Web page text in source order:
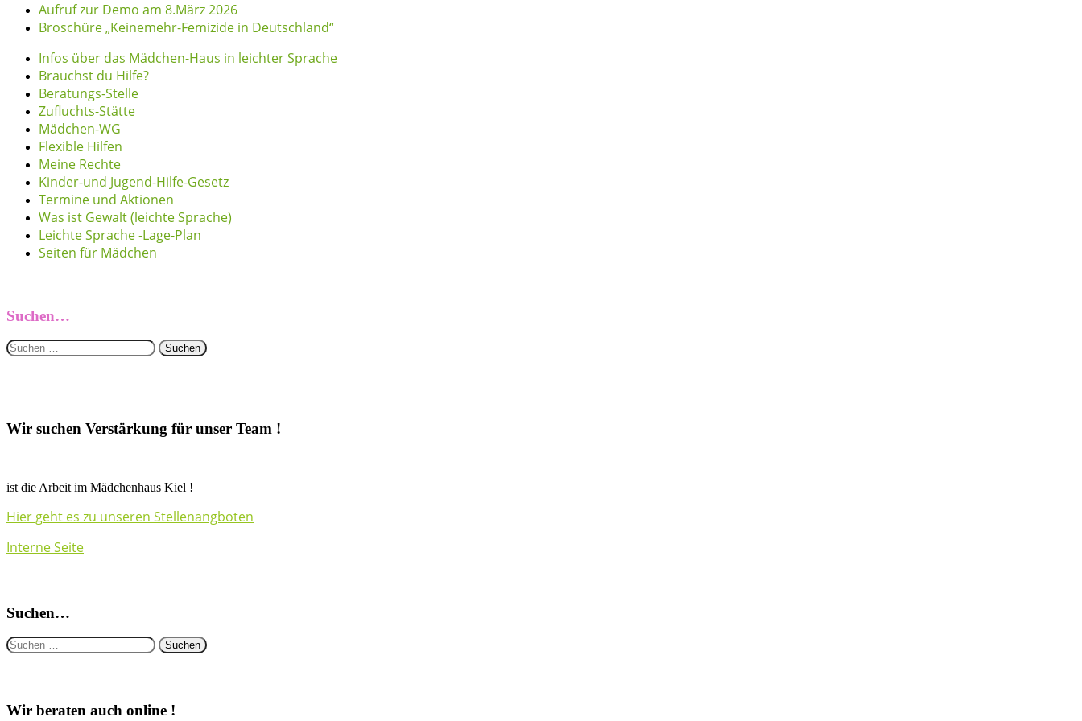
Aufruf zur Demo am 8.März 2026
Broschüre „Keinemehr-Femizide in Deutschland“
Infos über das Mädchen-Haus in leichter Sprache
Brauchst du Hilfe?
Beratungs-Stelle
Zufluchts-Stätte
Mädchen-WG
Flexible Hilfen
Meine Rechte
Kinder-und Jugend-Hilfe-Gesetz
Termine und Aktionen
Was ist Gewalt (leichte Sprache)
Leichte Sprache -Lage-Plan
Seiten für Mädchen
Suchen…
Suchen
nach:
Wir suchen Verstärkung für unser Team !
ist die Arbeit im Mädchenhaus Kiel !
Hier geht es zu unseren Stellenangboten
Interne Seite
Suchen…
Suchen
nach:
Wir beraten auch online !